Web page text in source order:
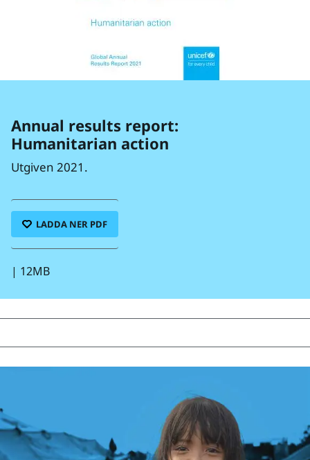
Annual results report:
Humanitarian action
Utgiven 2021.
LADDA NER PDF
| 12MB